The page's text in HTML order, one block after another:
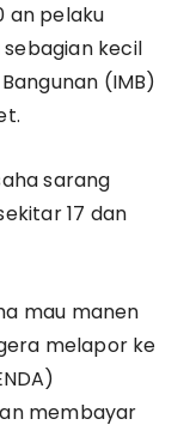
an pelaku
kecil
(IMB)
sarang
17 dan
mau manen
melapor ke
membayar